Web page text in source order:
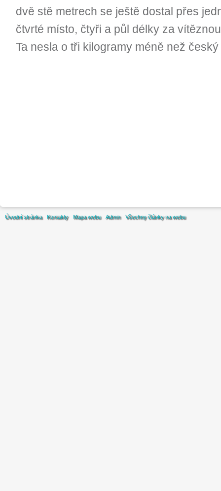
dvě stě metrech se ještě dostal přes
čtvrté místo, čtyři a půl délky za
Ta nesla o tři kilogramy méně než
Úvodní stránka Kontakty Mapa webu Admin Všechny články na webu